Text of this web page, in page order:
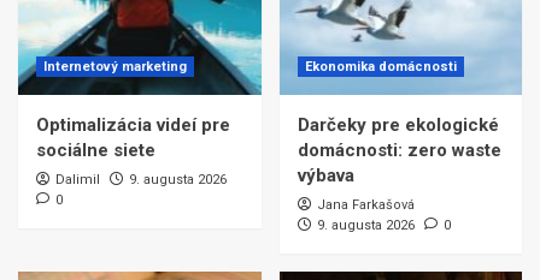
Internetový marketing
Optimalizácia videí pre
sociálne siete
Dalimil
9. augusta 2026
0
Ekonomika domácnosti
Darčeky pre ekologické
domácnosti: zero waste
výbava
Jana Farkašová
9. augusta 2026
0